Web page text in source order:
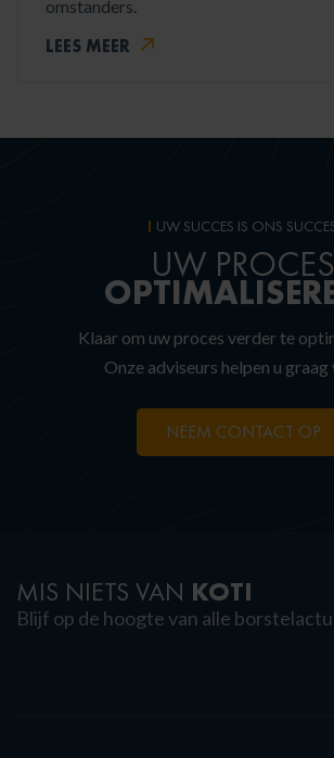
omstanders.
LEES MEER
UW SUCCES IS ONS
UW PROCES
Klaar om uw proces verder te
Onze adviseurs helpen u graag
NEEM CONTACT OP
MIS NIETS VAN KOTI
Blijf op de hoogte van alle